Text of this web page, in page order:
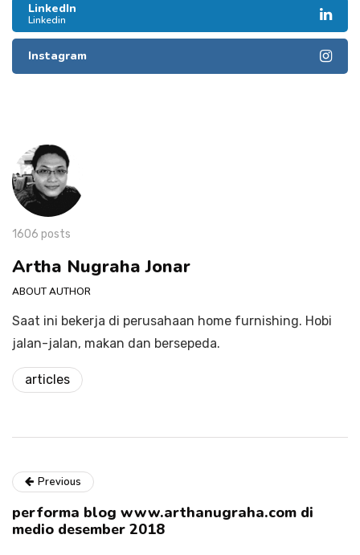
LinkedIn
Linkedin
Instagram
1606 posts
Artha Nugraha Jonar
ABOUT AUTHOR
Saat ini bekerja di perusahaan home furnishing. Hobi
jalan-jalan, makan dan bersepeda.
articles
Previous
performa blog www.arthanugraha.com di
medio desember 2018